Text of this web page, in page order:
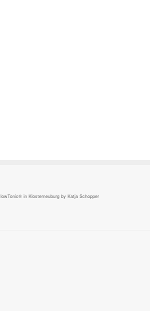
in Klosterneuburg by Katja Schopper